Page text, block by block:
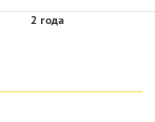
2 года